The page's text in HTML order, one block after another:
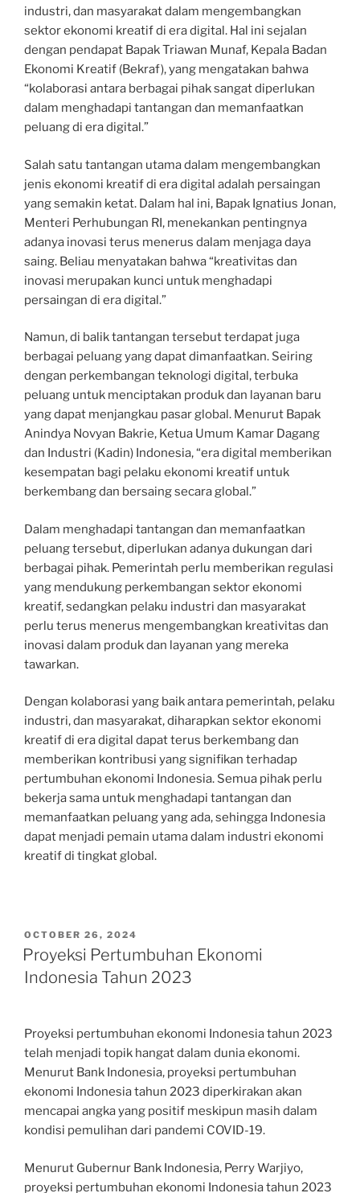
industri, dan masyarakat dalam mengembangkan
sektor ekonomi kreatif di era digital. Hal ini sejalan
dengan pendapat Bapak Triawan Munaf, Kepala Badan
Ekonomi Kreatif (Bekraf), yang mengatakan bahwa
“kolaborasi antara berbagai pihak sangat diperlukan
dalam menghadapi tantangan dan memanfaatkan
peluang di era digital.”
Salah satu tantangan utama dalam mengembangkan
jenis ekonomi kreatif di era digital adalah persaingan
yang semakin ketat. Dalam hal ini, Bapak Ignatius Jonan,
Menteri Perhubungan RI, menekankan pentingnya
adanya inovasi terus menerus dalam menjaga daya
saing. Beliau menyatakan bahwa “kreativitas dan
inovasi merupakan kunci untuk menghadapi
persaingan di era digital.”
Namun, di balik tantangan tersebut terdapat juga
berbagai peluang yang dapat dimanfaatkan. Seiring
dengan perkembangan teknologi digital, terbuka
peluang untuk menciptakan produk dan layanan baru
yang dapat menjangkau pasar global. Menurut Bapak
Anindya Novyan Bakrie, Ketua Umum Kamar Dagang
dan Industri (Kadin) Indonesia, “era digital memberikan
kesempatan bagi pelaku ekonomi kreatif untuk
berkembang dan bersaing secara global.”
Dalam menghadapi tantangan dan memanfaatkan
peluang tersebut, diperlukan adanya dukungan dari
berbagai pihak. Pemerintah perlu memberikan regulasi
yang mendukung perkembangan sektor ekonomi
kreatif, sedangkan pelaku industri dan masyarakat
perlu terus menerus mengembangkan kreativitas dan
inovasi dalam produk dan layanan yang mereka
tawarkan.
Dengan kolaborasi yang baik antara pemerintah, pelaku
industri, dan masyarakat, diharapkan sektor ekonomi
kreatif di era digital dapat terus berkembang dan
memberikan kontribusi yang signifikan terhadap
pertumbuhan ekonomi Indonesia. Semua pihak perlu
bekerja sama untuk menghadapi tantangan dan
memanfaatkan peluang yang ada, sehingga Indonesia
dapat menjadi pemain utama dalam industri ekonomi
kreatif di tingkat global.
POSTED
ON
OCTOBER 26, 2024
Proyeksi Pertumbuhan Ekonomi
Indonesia Tahun 2023
Proyeksi pertumbuhan ekonomi Indonesia tahun 2023
telah menjadi topik hangat dalam dunia ekonomi.
Menurut Bank Indonesia, proyeksi pertumbuhan
ekonomi Indonesia tahun 2023 diperkirakan akan
mencapai angka yang positif meskipun masih dalam
kondisi pemulihan dari pandemi COVID-19.
Menurut Gubernur Bank Indonesia, Perry Warjiyo,
proyeksi pertumbuhan ekonomi Indonesia tahun 2023